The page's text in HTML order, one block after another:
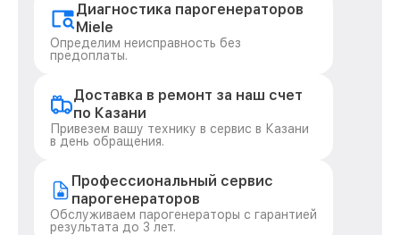
Диагностика парогенераторов
Miele
Определим неисправность без
предоплаты.
Доставка в ремонт за наш счет
по Казани
Привезем вашу технику в сервис в Казани
в день обращения.
Профессиональный сервис
парогенераторов
Обслуживаем парогенераторы с гарантией
результата до 3 лет.